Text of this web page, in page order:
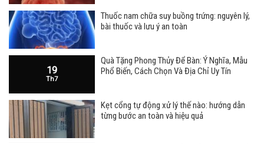
Thuốc nam chữa suy buồng trứng: nguyên lý,
bài thuốc và lưu ý an toàn
19
Th7
Quà Tặng Phong Thủy Để Bàn: Ý Nghĩa, Mẫu
Phổ Biến, Cách Chọn Và Địa Chỉ Uy Tín
Kẹt cổng tự động xử lý thế nào: hướng dẫn
từng bước an toàn và hiệu quả